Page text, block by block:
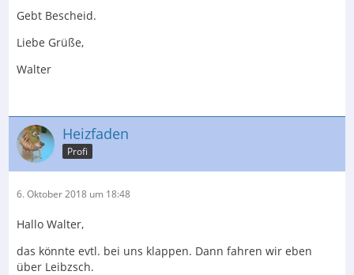
Gebt Bescheid.
Liebe Grüße,
Walter
Heizfaden
Profi
6. Oktober 2018 um 18:48
Hallo Walter,
das könnte evtl. bei uns klappen. Dann fahren wir eben
über Leibzsch.